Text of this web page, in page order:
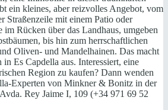
ein kleines, aber reizvolles Angebot, vom
Straßenzeile mit einem Patio oder
im Rücken über das Landhaus, umgeben
bis hin zum herrschaftlichen
Oliven- und Mandelhainen. Das macht
Es Capdella aus. Interessiert, eine
Region zu kaufen? Dann wenden
Experten von Minkner & Bonitz in der
Rey Jaime I, 109 (+34 971 69 52